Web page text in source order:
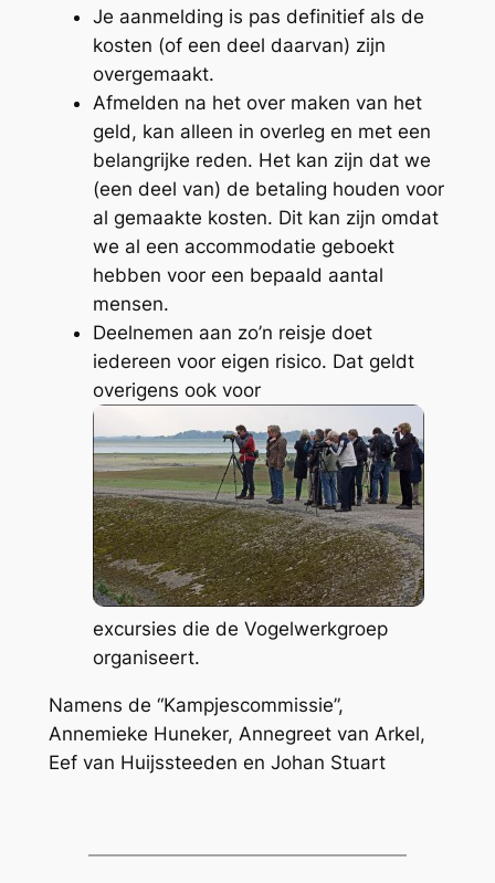
Je aanmelding is pas definitief als de
kosten (of een deel daarvan) zijn
overgemaakt.
Afmelden na het over maken van het
geld, kan alleen in overleg en met een
belangrijke reden. Het kan zijn dat we
(een deel van) de betaling houden voor
al gemaakte kosten. Dit kan zijn omdat
we al een accommodatie geboekt
hebben voor een bepaald aantal
mensen.
Deelnemen aan zo’n reisje doet
iedereen voor eigen risico. Dat geldt
overigens ook voor
excursies die de Vogelwerkgroep
organiseert.
Namens de “Kampjescommissie”,
Annemieke Huneker, Annegreet van Arkel,
Eef van Huijssteeden en Johan Stuart